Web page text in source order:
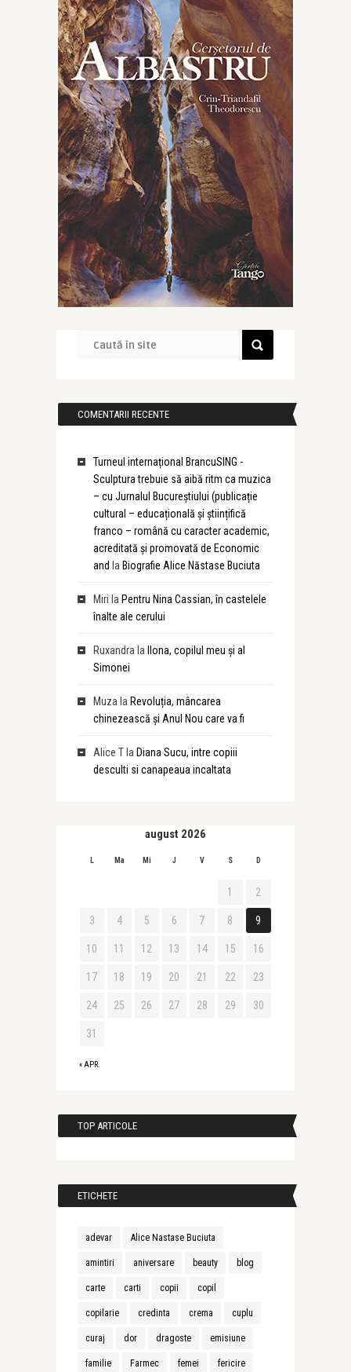
COMENTARII RECENTE
Turneul internațional BrancuSING -
Sculptura trebuie să aibă ritm ca muzica
– cu Jurnalul Bucureștiului (publicație
cultural – educațională și științifică
franco – română cu caracter academic,
acreditată și promovată de Economic
and la Biografie Alice Năstase Buciuta
Miri la Pentru Nina Cassian, în castelele
înalte ale cerului
Ruxandra la
Ilona, copilul meu și al
Simonei
Muza la Revoluția, mâncarea
chinezească și Anul Nou care va fi
Alice Tla Diana Sucu, intre copiii
desculti si canapeaua incaltata
august 2026
L Ma Mi J V S D
« APR.
1 2
3 4 5 6 7 8 9
10 11 12 13 14 15 16
17 18 19 20 21 22 23
24 25 26 27 28 29 30
31
TOP ARTICOLE
ETICHETE
adevar Alice Nastase Buciuta
amintiri aniversare beauty blog
carte carti copii copil
copilarie credinta crema cuplu
curaj dor dragoste emisiune
familie Farmec femei fericire